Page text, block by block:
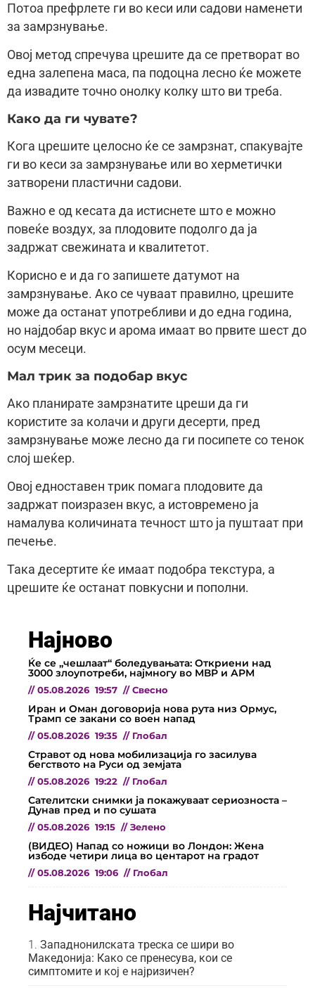
Потоа префрлете ги во кеси или садови наменети
за замрзнување.
Овој метод спречува црешите да се претворат во
една залепена маса, па подоцна лесно ќе можете
да извадите точно онолку колку што ви треба.
Како да ги чувате?
Кога црешите целосно ќе се замрзнат, спакувајте
ги во кеси за замрзнување или во херметички
затворени пластични садови.
Важно е од кесата да истиснете што е можно
повеќе воздух, за плодовите подолго да ја
задржат свежината и квалитетот.
Корисно е и да го запишете датумот на
замрзнување. Ако се чуваат правилно, црешите
може да останат употребливи и до една година,
но најдобар вкус и арома имаат во првите шест до
осум месеци.
Мал трик за подобар вкус
Ако планирате замрзнатите цреши да ги
користите за колачи и други десерти, пред
замрзнување може лесно да ги посипете со тенок
слој шеќер.
Овој едноставен трик помага плодовите да
задржат поизразен вкус, а истовремено ја
намалува количината течност што ја пуштаат при
печење.
Така десертите ќе имаат подобра текстура, а
црешите ќе останат повкусни и пополни.
Најново
Ќе се „чешлаат“ боледувањата: Откриени над
3000 злоупотреби, најмногу во МВР и АРМ
// 05.08.2026 19:57 // Свесно
Иран и Оман договорија нова рута низ Ормус,
Трамп се закани со воен напад
// 05.08.2026 19:35 // Глобал
Стравот од нова мобилизација го засилува
бегството на Руси од земјата
// 05.08.2026 19:22 // Глобал
Сателитски снимки ја покажуваат сериозноста –
Дунав пред и по сушата
// 05.08.2026 19:15 // Зелено
(ВИДЕО) Напад со ножици во Лондон: Жена
избоде четири лица во центарот на градот
// 05.08.2026 19:06 // Глобал
Најчитано
Западнонилската треска се шири во
Македонија: Како се пренесува, кои се
симптомите и кој е најризичен?